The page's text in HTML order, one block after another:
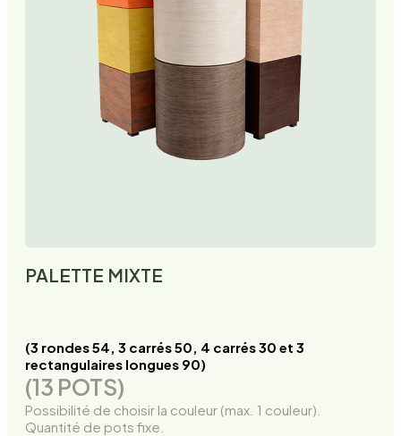
PALETTE MIXTE
(3 rondes 54, 3 carrés 50, 4 carrés 30 et 3
rectangulaires longues 90)
(13 POTS)
Possibilité de choisir la couleur (max. 1 couleur).
Quantité de pots fixe.